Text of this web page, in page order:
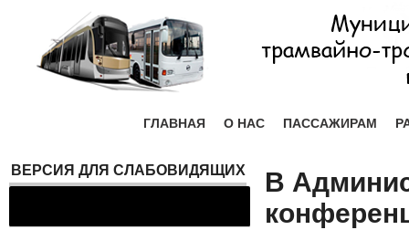
ГЛАВНАЯ О НАС ПАССАЖИРАМ
В
ВЕРСИЯ ДЛЯ СЛАБОВИДЯЩИХ